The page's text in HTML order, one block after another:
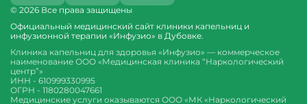
© 2026 Все права защищены
Официальный медицинский сайт клиники капельниц и
инфузионной терапии «Инфузио» в Дубовке.
Клиника капельниц для здоровья «Инфузио» — коммерческое
наименование ООО «Медицинская клиника “Наркологический
центр”»
ИНН - 610999330995
ОГРН - 1180280047661
Медицинские услуги оказываются ООО «МК «Наркологический